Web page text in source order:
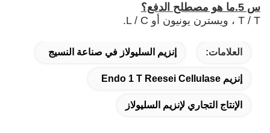
س 5.ما هو مصطلح الدفع؟
T / T ، ويسترن يونيون أو L / C.
العلامات: إنزيم السليولاز في صناعة النسيج
إنزيم Endo 1 T Reesei Cellulase
الإنتاج التجاري لإنزيم السليولاز